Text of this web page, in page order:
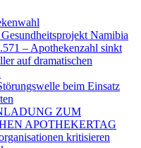
Namibia
– Apothekenzahl sinkt
auf dramatischen
beim Einsatz
ZUM
APOTHEKERTAG
kritisieren